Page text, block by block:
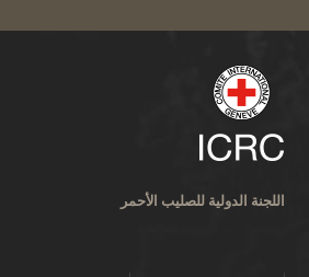
اللجنة الدولية للصليب الأحمر